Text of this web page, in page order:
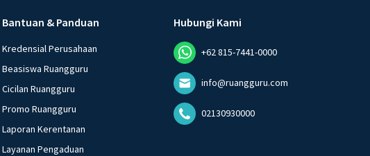
Iklan
Bantuan & Panduan
Kredensial Perusahaan
Beasiswa Ruangguru
Cicilan Ruangguru
Promo Ruangguru
Laporan Kerentanan
Layanan Pengaduan
Hubungi Kami
+62 815-7441-0000
info@ruangguru.com
02130930000